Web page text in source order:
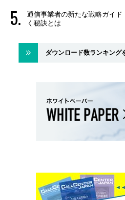
通信事業者の新たな戦略ガイ
く秘訣とは
ダウンロード数ランキング